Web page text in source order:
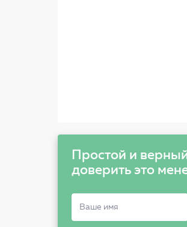
Простой и
доверить это